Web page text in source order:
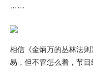
……
相信《金炳万的丛林法
易，但不管怎么着，节目